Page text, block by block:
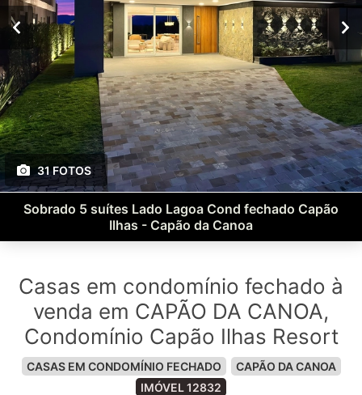
31 FOTOS
Sobrado 5 suítes Lado Lagoa Cond fechado Capão
Ilhas - Capão da Canoa
Casas em condomínio fechado à
venda em CAPÃO DA CANOA,
Condomínio Capão Ilhas Resort
CASAS EM CONDOMÍNIO FECHADO
CAPÃO DA CANOA
IMÓVEL 12832